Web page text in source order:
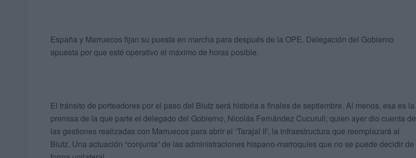
España y Marruecos fijan su puesta en marcha para después de la OPE. Delegación del Gobierno
apuesta por que esté operativo el máximo de horas posible.
El tránsito de porteadores por el paso del Biutz será historia a finales de septiembre. Al menos, esa es la
premisa de la que parte el delegado del Gobierno, Nicolás Fernández Cucurull, quien ayer dio cuenta de
las gestiones realizadas con Marruecos para abrir el ‘Tarajal II’, la infraestructura que reemplazará al
Biutz. Una actuación “conjunta” de las administraciones hispano-marroquíes que no se puede decidir de